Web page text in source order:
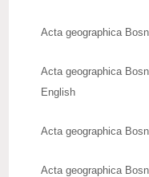
Acta geographica
Acta geographica
English
Acta geographica
Acta geographica